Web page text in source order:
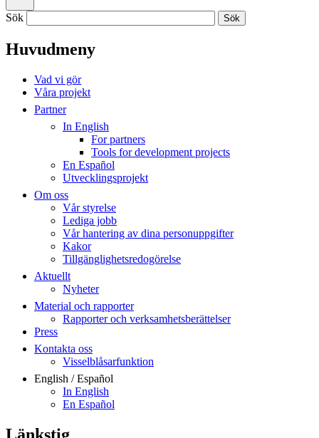
Sök
Huvudmeny
Vad vi gör
Våra projekt
Partner
In English
For partners
Tools for development projects
En Español
Utvecklingsprojekt
Om oss
Vår styrelse
Lediga jobb
Vår hantering av dina personuppgifter
Kakor
Tillgänglighetsredogörelse
Aktuellt
Nyheter
Material och rapporter
Rapporter och verksamhetsberättelser
Press
Kontakta oss
Visselblåsarfunktion
English / Español
In English
En Español
Länkstig